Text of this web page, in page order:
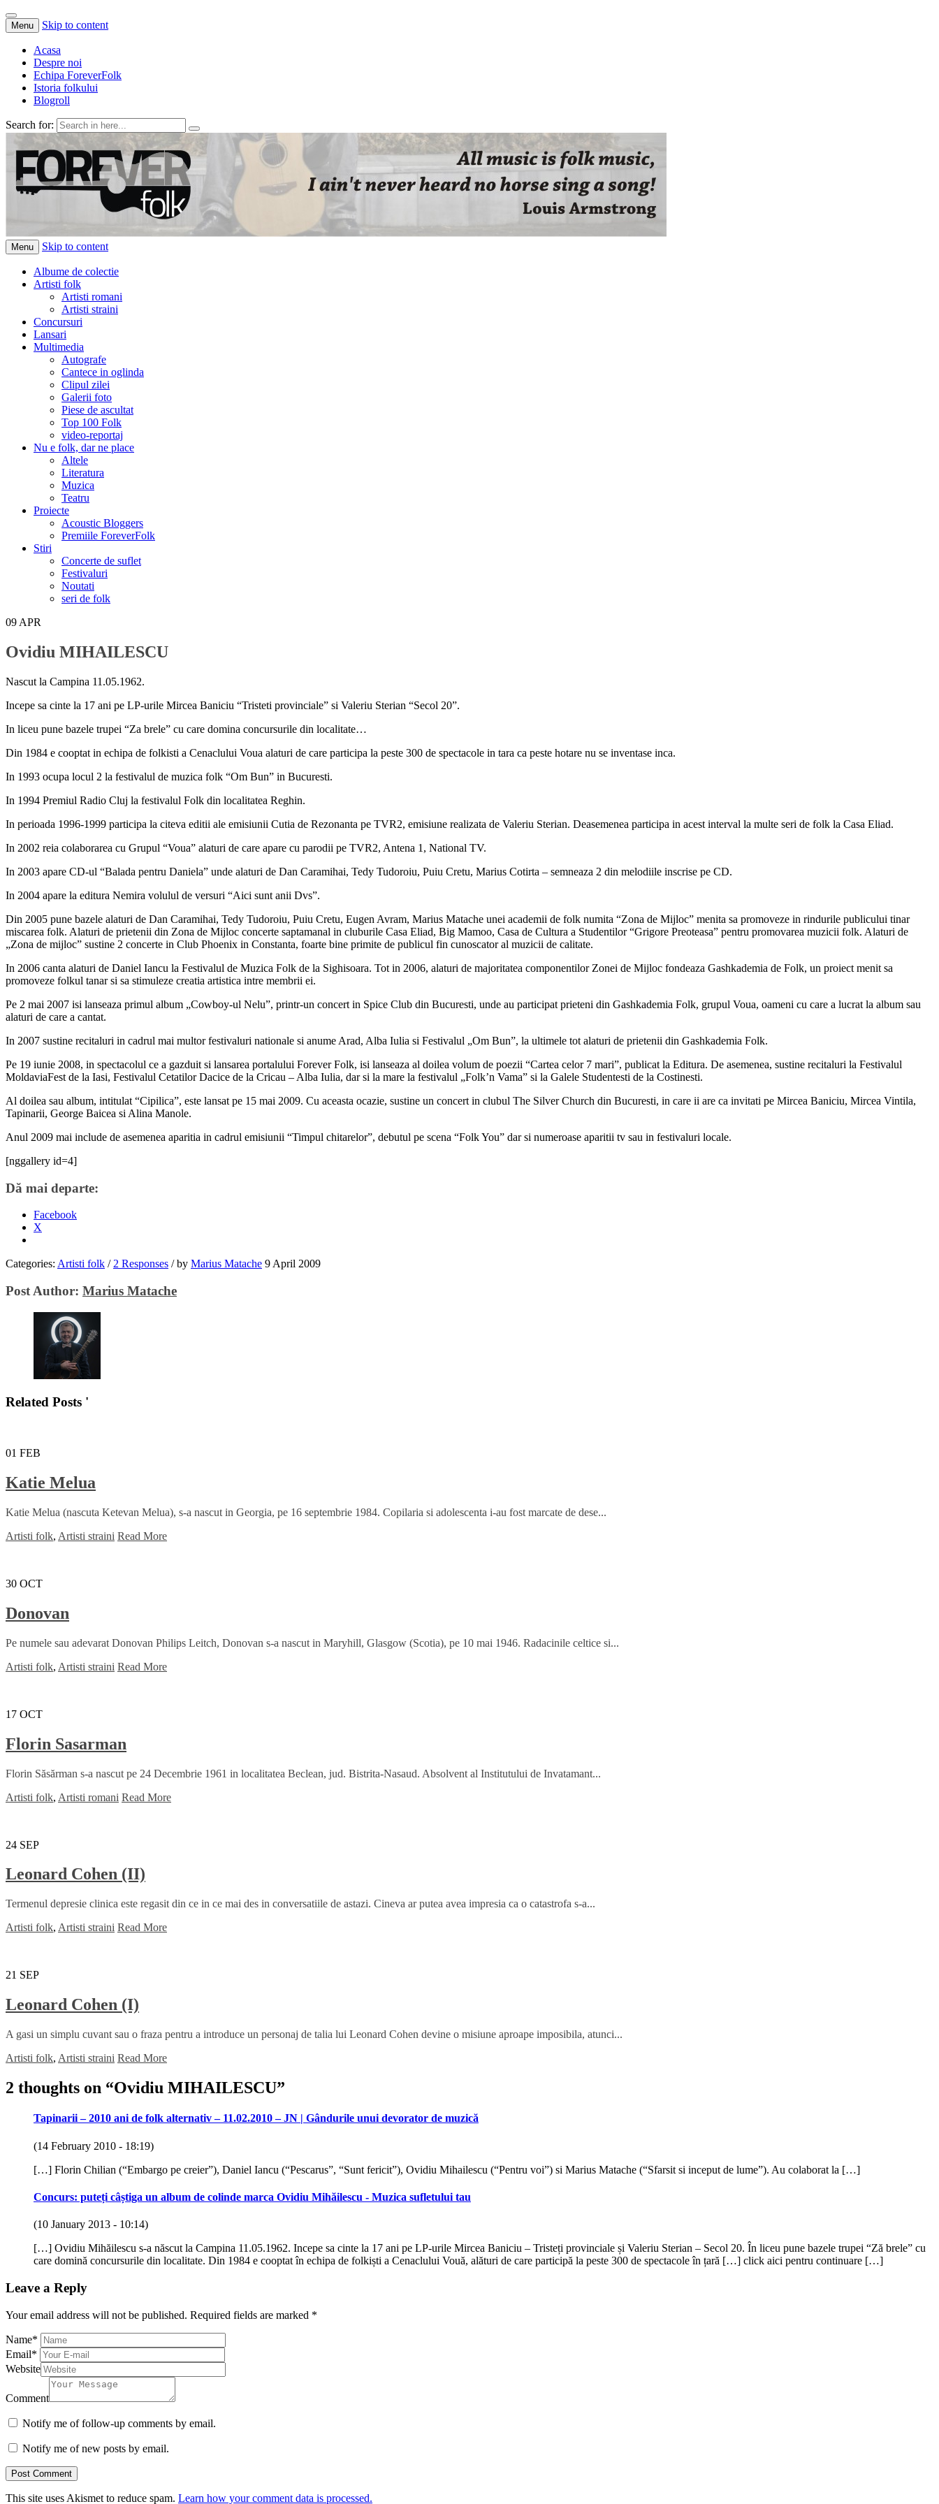
Menu Skip to content
Acasa
Despre noi
Echipa ForeverFolk
Istoria folkului
Blogroll
Search for:
ForeverFolk
Muzica sufletului tau
Menu Skip to content
Albume de colectie
Artisti folk
Artisti romani
Artisti straini
Concursuri
Lansari
Multimedia
Autografe
Cantece in oglinda
Clipul zilei
Galerii foto
Piese de ascultat
Top 100 Folk
video-reportaj
Nu e folk, dar ne place
Altele
Literatura
Muzica
Teatru
Proiecte
Acoustic Bloggers
Premiile ForeverFolk
Stiri
Concerte de suflet
Festivaluri
Noutati
seri de folk
09 APR
Ovidiu MIHAILESCU
Nascut la Campina 11.05.1962.
Incepe sa cinte la 17 ani pe LP-urile Mircea Baniciu “Tristeti provinciale” si Valeriu Sterian “Secol 20”.
In liceu pune bazele trupei “Za brele” cu care domina concursurile din localitate…
Din 1984 e cooptat in echipa de folkisti a Cenaclului Voua alaturi de care participa la peste 300 de spectacole in tara ca peste hotare nu se inventase inca.
In 1993 ocupa locul 2 la festivalul de muzica folk “Om Bun” in Bucuresti.
In 1994 Premiul Radio Cluj la festivalul Folk din localitatea Reghin.
In perioada 1996-1999 participa la citeva editii ale emisiunii Cutia de Rezonanta pe TVR2, emisiune realizata de Valeriu Sterian. Deasemenea participa in acest interval la multe seri de folk la Casa Eliad.
In 2002 reia colaborarea cu Grupul “Voua” alaturi de care apare cu parodii pe TVR2, Antena 1, National TV.
In 2003 apare CD-ul “Balada pentru Daniela” unde alaturi de Dan Caramihai, Tedy Tudoroiu, Puiu Cretu, Marius Cotirta – semneaza 2 din melodiile inscrise pe CD.
In 2004 apare la editura Nemira volulul de versuri “Aici sunt anii Dvs”.
Din 2005 pune bazele alaturi de Dan Caramihai, Tedy Tudoroiu, Puiu Cretu, Eugen Avram, Marius Matache unei academii de folk numita “Zona de Mijloc” menita sa promoveze in rindurile publicului tinar
miscarea folk. Alaturi de prietenii din Zona de Mijloc concerte saptamanal in cluburile Casa Eliad, Big Mamoo, Casa de Cultura a Studentilor “Grigore Preoteasa” pentru promovarea muzicii folk. Alaturi de
„Zona de mijloc” sustine 2 concerte in Club Phoenix in Constanta, foarte bine primite de publicul fin cunoscator al muzicii de calitate.
In 2006 canta alaturi de Daniel Iancu la Festivalul de Muzica Folk de la Sighisoara. Tot in 2006, alaturi de majoritatea componentilor Zonei de Mijloc fondeaza Gashkademia de Folk, un proiect menit sa
promoveze folkul tanar si sa stimuleze creatia artistica intre membrii ei.
Pe 2 mai 2007 isi lanseaza primul album „Cowboy-ul Nelu”, printr-un concert in Spice Club din Bucuresti, unde au participat prieteni din Gashkademia Folk, grupul Voua, oameni cu care a lucrat la album sau
alaturi de care a cantat.
In 2007 sustine recitaluri in cadrul mai multor festivaluri nationale si anume Arad, Alba Iulia si Festivalul „Om Bun”, la ultimele tot alaturi de prietenii din Gashkademia Folk.
Pe 19 iunie 2008, in spectacolul ce a gazduit si lansarea portalului Forever Folk, isi lanseaza al doilea volum de poezii “Cartea celor 7 mari”, publicat la Editura. De asemenea, sustine recitaluri la Festivalul
MoldaviaFest de la Iasi, Festivalul Cetatilor Dacice de la Cricau – Alba Iulia, dar si la mare la festivalul „Folk’n Vama” si la Galele Studentesti de la Costinesti.
Al doilea sau album, intitulat “Cipilica”, este lansat pe 15 mai 2009. Cu aceasta ocazie, sustine un concert in clubul The Silver Church din Bucuresti, in care ii are ca invitati pe Mircea Baniciu, Mircea Vintila,
Tapinarii, George Baicea si Alina Manole.
Anul 2009 mai include de asemenea aparitia in cadrul emisiunii “Timpul chitarelor”, debutul pe scena “Folk You” dar si numeroase aparitii tv sau in festivaluri locale.
[nggallery id=4]
Dă mai departe:
Facebook
X
Categories: Artisti folk / 2 Responses /by Marius Matache 9 April 2009
Post Author: Marius Matache
Related Posts '
01 FEB
Katie Melua
Katie Melua (nascuta Ketevan Melua), s-a nascut in Georgia, pe 16 septembrie 1984. Copilaria si adolescenta i-au fost marcate de dese...
Artisti folk, Artisti straini Read More
30 OCT
Donovan
Pe numele sau adevarat Donovan Philips Leitch, Donovan s-a nascut in Maryhill, Glasgow (Scotia), pe 10 mai 1946. Radacinile celtice si...
Artisti folk, Artisti straini Read More
17 OCT
Florin Sasarman
Florin Săsărman s-a nascut pe 24 Decembrie 1961 in localitatea Beclean, jud. Bistrita-Nasaud. Absolvent al Institutului de Invatamant...
Artisti folk, Artisti romani Read More
24 SEP
Leonard Cohen (II)
Termenul depresie clinica este regasit din ce in ce mai des in conversatiile de astazi. Cineva ar putea avea impresia ca o catastrofa s-a...
Artisti folk, Artisti straini Read More
21 SEP
Leonard Cohen (I)
A gasi un simplu cuvant sau o fraza pentru a introduce un personaj de talia lui Leonard Cohen devine o misiune aproape imposibila, atunci...
Artisti folk, Artisti straini Read More
2 thoughts on “Ovidiu MIHAILESCU”
Tapinarii – 2010 ani de folk alternativ – 11.02.2010 – JN | Gândurile unui devorator de muzică
(14 February 2010 - 18:19)
[…] Florin Chilian (“Embargo pe creier”), Daniel Iancu (“Pescarus”, “Sunt fericit”), Ovidiu Mihailescu (“Pentru voi”) si Marius Matache (“Sfarsit si inceput de lume”). Au colaborat la […]
Concurs: puteți câștiga un album de colinde marca Ovidiu Mihăilescu - Muzica sufletului tau
(10 January 2013 - 10:14)
[…] Ovidiu Mihăilescu s-a născut la Campina 11.05.1962. Incepe sa cinte la 17 ani pe LP-urile Mircea Baniciu – Tristeți provinciale și Valeriu Sterian – Secol 20. În liceu pune bazele trupei “Ză brele” cu
care domină concursurile din localitate. Din 1984 e cooptat în echipa de folkiști a Cenaclului Vouă, alături de care participă la peste 300 de spectacole în țară […] click aici pentru continuare […]
Leave a Reply
Your email address will not be published. Required fields are marked *
Name*
Email*
Website
Comment
Notify me of follow-up comments by email.
Notify me of new posts by email.
This site uses Akismet to reduce spam. Learn how your comment data is processed.